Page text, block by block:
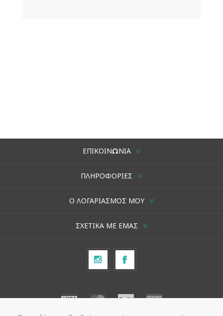
ΕΠΙΚΟΙΝΩΝΊΑ
ΠΛΗΡΟΦΟΡΊΕΣ
Ο ΛΟΓΑΡΙΑΣΜΌΣ ΜΟΥ
ΣΧΕΤΙΚΆ ΜΕ ΕΜΆΣ